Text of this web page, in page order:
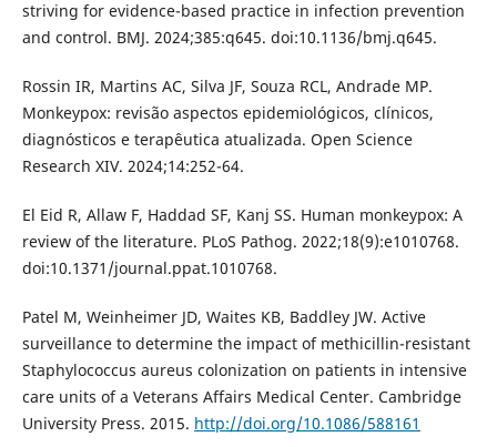
striving for evidence-based practice in infection prevention
and control. BMJ. 2024;385:q645. doi:10.1136/bmj.q645.
Rossin IR, Martins AC, Silva JF, Souza RCL, Andrade MP.
Monkeypox: revisão aspectos epidemiológicos, clínicos,
diagnósticos e terapêutica atualizada. Open Science
Research XIV. 2024;14:252-64.
El Eid R, Allaw F, Haddad SF, Kanj SS. Human monkeypox: A
review of the literature. PLoS Pathog. 2022;18(9):e1010768.
doi:10.1371/journal.ppat.1010768.
Patel M, Weinheimer JD, Waites KB, Baddley JW. Active
surveillance to determine the impact of methicillin-resistant
Staphylococcus aureus colonization on patients in intensive
care units of a Veterans Affairs Medical Center. Cambridge
University Press. 2015. http://doi.org/10.1086/588161